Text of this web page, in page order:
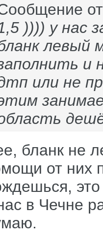
)))) у нас
левый
и
или не
бланк не
от них
в Чечне